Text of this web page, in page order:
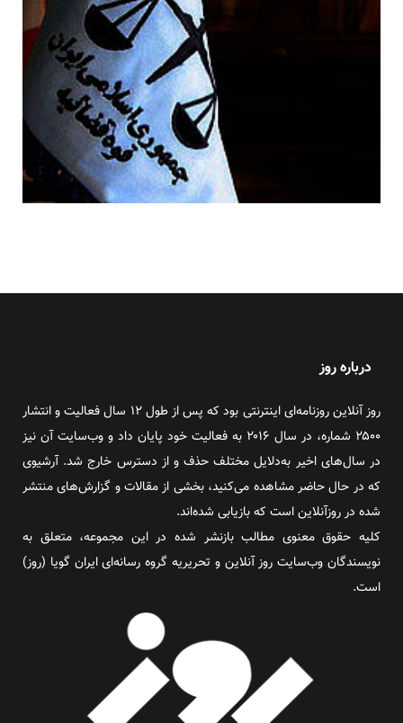
درباره روز
روز آنلاین روزنامه‌ای اینترنتی بود که پس از طول ۱۲ سال فعالیت و انتشار
۲۵۰۰ شماره، در سال ۲۰۱۶ به فعالیت خود پایان داد و وب‌سایت آن نیز
در سال‌های اخیر به‌دلایل مختلف حذف و از دسترس خارج شد. آرشیوی
که در حال حاضر مشاهده می‌کنید، بخشی از مقالات و گزارش‌های منتشر
شده در روزآنلاین است که بازیابی شده‌اند.
کلیه حقوق معنوی مطالب بازنشر شده در این مجموعه، متعلق به
نویسندگان وب‌سایت روز آنلاین و تحریریه گروه رسانه‌ای ایران گویا (روز)
است.